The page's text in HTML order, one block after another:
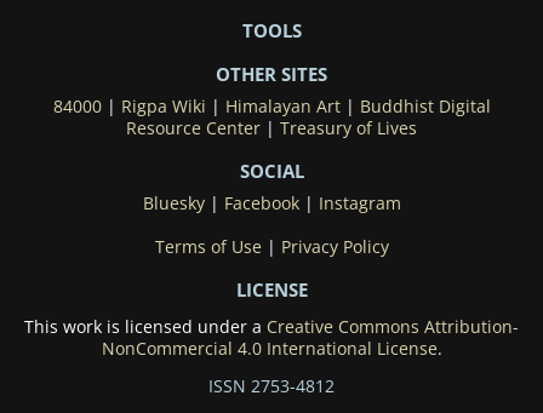
TOOLS
OTHER SITES
84000| Rigpa Wiki | Himalayan Art| Buddhist Digital
Resource Center | Treasury of Lives
SOCIAL
Bluesky| Facebook| Instagram
Terms of Use | Privacy Policy
LICENSE
This work is licensed under a Creative Commons Attribution-
NonCommercial 4.0 International License.
ISSN 2753-4812